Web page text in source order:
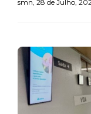
smn, 28 de Julho,